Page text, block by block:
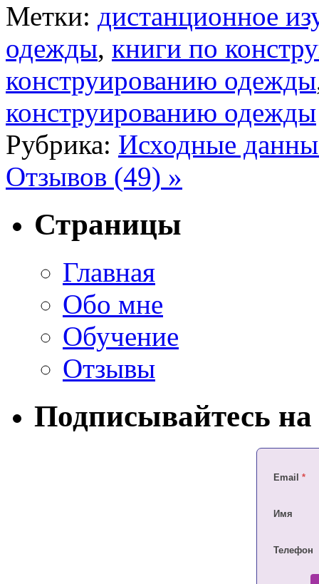
Метки: дистанционное
одежды, книги по
конструированию одежды
конструированию одежды
Рубрика: Исходные
Отзывов (49) »
Страницы
Главная
Обо мне
Обучение
Отзывы
Подписывайтесь
Email *
Имя
Телефон